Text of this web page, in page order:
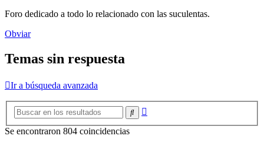
Foro dedicado a todo lo relacionado con las suculentas.
Obviar
Temas sin respuesta
Ir a búsqueda avanzada
Buscar
Se encontraron 804 coincidencias